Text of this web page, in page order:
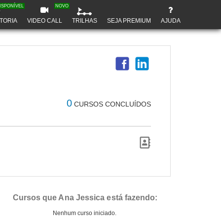
VIDEO CALL
NOVO
TRILHAS SEJA PREMIUM AJUDA
0 CURSOS CONCLUÍDOS
Cursos que Ana Jessica está fazendo:
Nenhum curso iniciado.